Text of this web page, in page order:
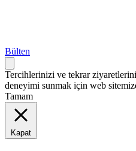
Bülten
Tercihlerinizi ve tekrar
deneyimi sunmak için web
Tamam
Kapat